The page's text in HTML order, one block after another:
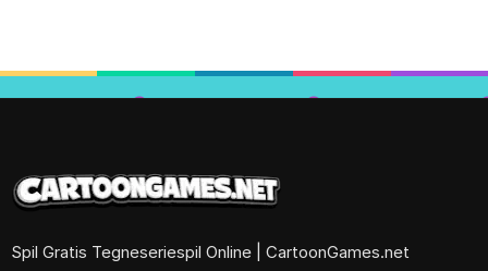
Spil Gratis Tegneseriespil Online | CartoonGames.net